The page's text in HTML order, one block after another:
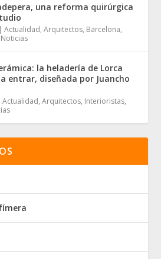
una reforma quirúrgica
|Actualidad,Arquitectos, Barcelona,
Noticias
la heladería de Lorca
entrar, diseñada por Juancho
Actualidad,Arquitectos, Interioristas,